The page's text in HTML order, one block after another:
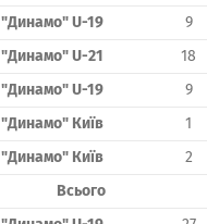
"Динамо" U-19
9
"Динамо" U-21
18
"Динамо" U-19
9
"Динамо" Київ
1
"Динамо" Київ
2
Всього